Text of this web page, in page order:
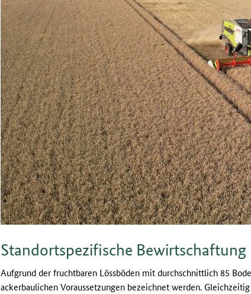
Standortspezifische Bewirtschaftung
Aufgrund der fruchtbaren Lössböden mit durchschnittlich 85
ackerbaulichen Voraussetzungen bezeichnet werden.